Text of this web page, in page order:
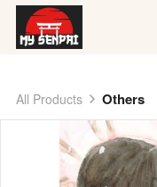
All Products Others